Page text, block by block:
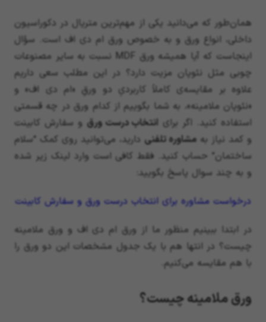
همان‌طور که می‌دانید یکی از مهم‌ترین متریال در دکوراسیون
داخلی، انواع ورق و به خصوص ورق ام دی اف است. سؤال
اینجاست که آیا همیشه ورق MDF نسبت به سایر مصنوعات
چوبی مثل نئوپان مزیت دارد؟ در این مطلب سعی داریم
علاوه بر مقایسه‌ی کاملاً کاربردیِ دو ورقِ «ام دی اف» و
«نئوپان ملامینه»، به شما بگوییم از کدام ورق در چه قسمتی
استفاده کنید. اگر برای انتخاب درست ورق و سفارش کابینت
و کمد نیاز به مشاوره تلفنی دارید، می‌توانید روی کمک “سلام
ساختمان” حساب کنید. فقط کافی است وارد لینک زیر شده
و به چند سوال پاسخ بگویید:
درخواست مشاوره برای انتخاب درست ورق و سفارش کابینت
در ابتدا ببینیم منظور ما از ورق ام دی اف و ورق ملامینه
چیست؟ در انتها هم با یک جدول مشخصات این دو ورق را
با هم مقایسه می‌کنیم.
ورق ملامینه چیست؟